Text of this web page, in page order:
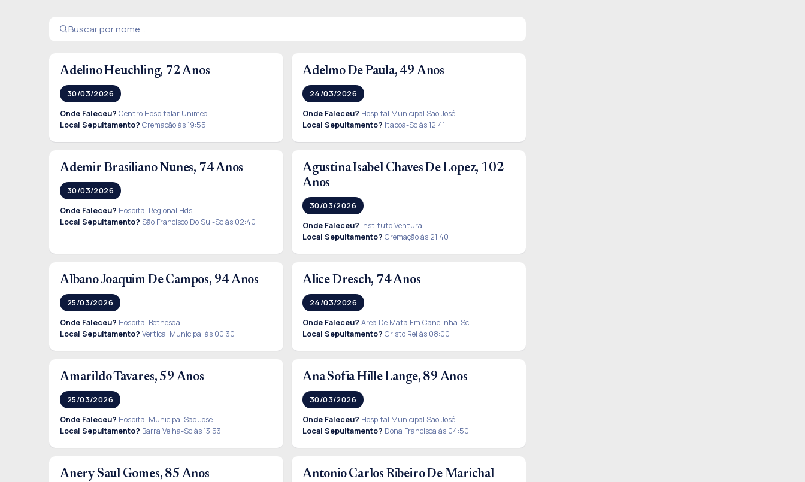
Adelino Heuchling, 72 Anos
30/03/2026
Onde Faleceu? Centro Hospitalar Unimed
Local Sepultamento? Cremação às 19:55
Adelmo De Paula, 49 Anos
24/03/2026
Onde Faleceu? Hospital Municipal São José
Local Sepultamento? Itapoá-Sc às 12:41
Ademir Brasiliano Nunes, 74 Anos
30/03/2026
Onde Faleceu? Hospital Regional Hds
Local Sepultamento? São Francisco Do Sul-Sc às 02:40
Agustina Isabel Chaves De Lopez, 102
Anos
30/03/2026
Onde Faleceu? Instituto Ventura
Local Sepultamento? Cremação às 21:40
Albano Joaquim De Campos, 94 Anos
25/03/2026
Onde Faleceu? Hospital Bethesda
Local Sepultamento? Vertical Municipal às 00:30
Alice Dresch, 74 Anos
24/03/2026
Onde Faleceu? Area De Mata Em Canelinha-Sc
Local Sepultamento? Cristo Rei às 08:00
Amarildo Tavares, 59 Anos
25/03/2026
Onde Faleceu? Hospital Municipal São José
Local Sepultamento? Barra Velha-Sc às 13:53
Ana Sofia Hille Lange, 89 Anos
30/03/2026
Onde Faleceu? Hospital Municipal São José
Local Sepultamento? Dona Francisca às 04:50
Anery Saul Gomes, 85 Anos
Antonio Carlos Ribeiro De Marichal